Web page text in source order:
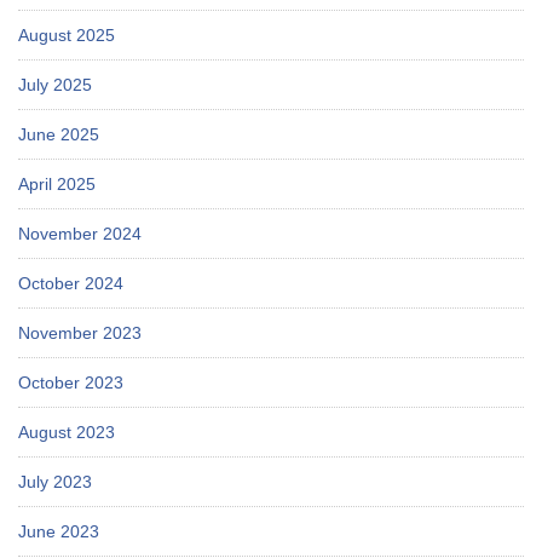
August 2025
July 2025
June 2025
April 2025
November 2024
October 2024
November 2023
October 2023
August 2023
July 2023
June 2023